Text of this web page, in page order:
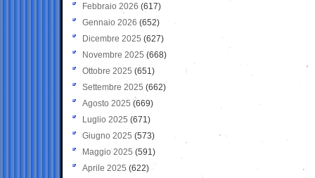
Febbraio 2026 (617)
Gennaio 2026 (652)
Dicembre 2025 (627)
Novembre 2025 (668)
Ottobre 2025 (651)
Settembre 2025 (662)
Agosto 2025 (669)
Luglio 2025 (671)
Giugno 2025 (573)
Maggio 2025 (591)
Aprile 2025 (622)